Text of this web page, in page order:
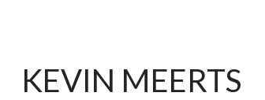
KEVIN MEERTS